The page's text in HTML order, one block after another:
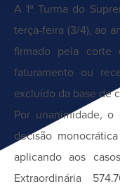
A 1ª Turma do
terça-feira (3/4), ao
firmado pela
faturamento ou
excluído da base de
Por unanimidade,
decisão
aplicando aos
Extraordinária